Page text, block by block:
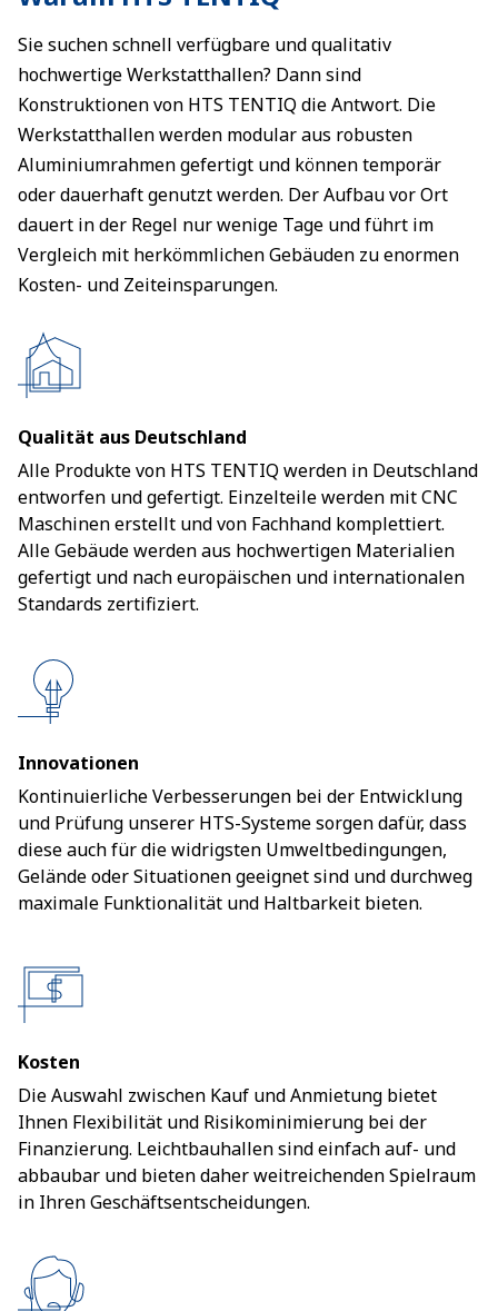
Sie suchen schnell verfügbare und qualitativ
hochwertige Werkstatthallen? Dann sind
Konstruktionen von HTS TENTIQ die Antwort. Die
Werkstatthallen werden modular aus robusten
Aluminiumrahmen gefertigt und können temporär
oder dauerhaft genutzt werden. Der Aufbau vor Ort
dauert in der Regel nur wenige Tage und führt im
Vergleich mit herkömmlichen Gebäuden zu enormen
Kosten- und Zeiteinsparungen.
Qualität aus Deutschland
Alle Produkte von HTS TENTIQ werden in Deutschland
entworfen und gefertigt. Einzelteile werden mit CNC
Maschinen erstellt und von Fachhand komplettiert.
Alle Gebäude werden aus hochwertigen Materialien
gefertigt und nach europäischen und internationalen
Standards zertifiziert.
Innovationen
Kontinuierliche Verbesserungen bei der Entwicklung
und Prüfung unserer HTS-Systeme sorgen dafür, dass
diese auch für die widrigsten Umweltbedingungen,
Gelände oder Situationen geeignet sind und durchweg
maximale Funktionalität und Haltbarkeit bieten.
Kosten
Die Auswahl zwischen Kauf und Anmietung bietet
Ihnen Flexibilität und Risikominimierung bei der
Finanzierung. Leichtbauhallen sind einfach auf- und
abbaubar und bieten daher weitreichenden Spielraum
in Ihren Geschäftsentscheidungen.